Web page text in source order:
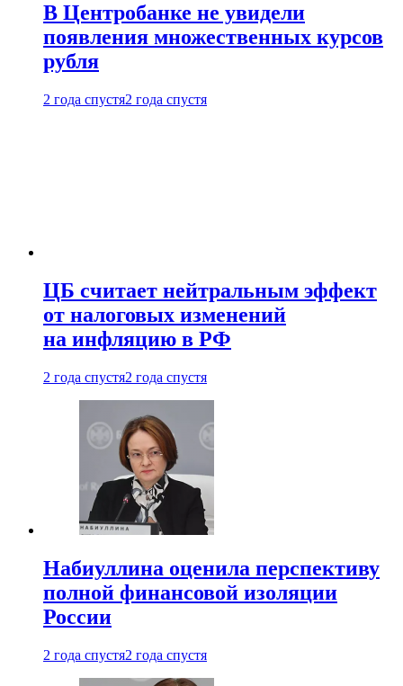
В Центробанке не увидели
появления множественных курсов
рубля
2 года спустя2 года спустя
ЦБ считает нейтральным эффект
от налоговых изменений
на инфляцию в РФ
2 года спустя2 года спустя
Набиуллина оценила перспективу
полной финансовой изоляции
России
2 года спустя2 года спустя